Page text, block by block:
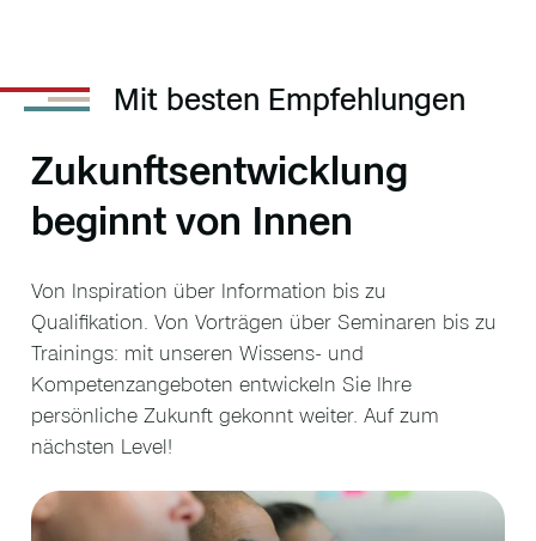
Mit besten Empfehlungen
Zukunfts­entwicklung
beginnt von Innen
Von Inspiration über Information bis zu
Qualifikation. Von Vorträgen über Seminaren bis zu
Trainings: mit unseren Wissens- und
Kompetenzangeboten entwickeln Sie Ihre
persönliche Zukunft gekonnt weiter. Auf zum
nächsten Level!